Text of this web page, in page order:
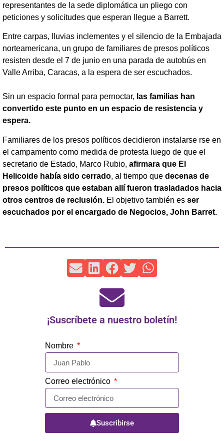
representantes de la sede diplomática un pliego con
peticiones y solicitudes que esperan llegue a Barrett.
Entre carpas, lluvias inclementes y el silencio de la Embajada
norteamericana, un grupo de familiares de presos políticos
resisten desde el 7 de junio en una parada de autobús en
Valle Arriba, Caracas, a la espera de ser escuchados.
Sin un espacio formal para pernoctar, las familias han
convertido este punto en un espacio de resistencia y
espera.
Familiares de los presos políticos decidieron instalarse rse en
el campamento como medida de protesta luego de que el
secretario de Estado, Marco Rubio, afirmara que El
Helicoide había sido cerrado, al tiempo que decenas de
presos políticos que estaban allí fueron trasladados hacia
otros centros de reclusión. El objetivo también es ser
escuchados por el encargado de Negocios, John Barret.
¡Suscríbete a nuestro boletín!
Nombre
Correo electrónico
Suscribirse